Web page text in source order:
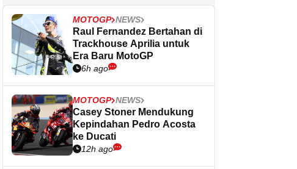
MOTOGP NEWS
Raul Fernandez Bertahan di
Trackhouse Aprilia untuk
Era Baru MotoGP
6h ago
MOTOGP NEWS
Casey Stoner Mendukung
Kepindahan Pedro Acosta
ke Ducati
12h ago